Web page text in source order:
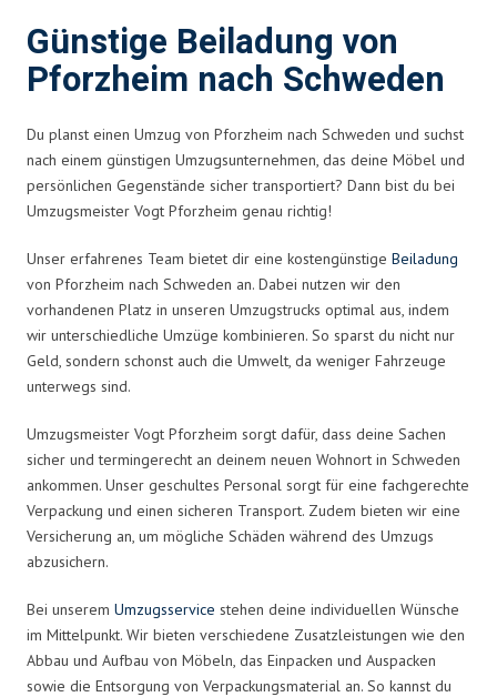
Günstige Beiladung von
Pforzheim nach Schweden
Du planst einen Umzug von Pforzheim nach Schweden und suchst
nach einem günstigen Umzugsunternehmen, das deine Möbel und
persönlichen Gegenstände sicher transportiert? Dann bist du bei
Umzugsmeister Vogt Pforzheim genau richtig!
Unser erfahrenes Team bietet dir eine kostengünstige Beiladung
von Pforzheim nach Schweden an. Dabei nutzen wir den
vorhandenen Platz in unseren Umzugstrucks optimal aus, indem
wir unterschiedliche Umzüge kombinieren. So sparst du nicht nur
Geld, sondern schonst auch die Umwelt, da weniger Fahrzeuge
unterwegs sind.
Umzugsmeister Vogt Pforzheim sorgt dafür, dass deine Sachen
sicher und termingerecht an deinem neuen Wohnort in Schweden
ankommen. Unser geschultes Personal sorgt für eine fachgerechte
Verpackung und einen sicheren Transport. Zudem bieten wir eine
Versicherung an, um mögliche Schäden während des Umzugs
abzusichern.
Bei unserem Umzugsservice stehen deine individuellen Wünsche
im Mittelpunkt. Wir bieten verschiedene Zusatzleistungen wie den
Abbau und Aufbau von Möbeln, das Einpacken und Auspacken
sowie die Entsorgung von Verpackungsmaterial an. So kannst du